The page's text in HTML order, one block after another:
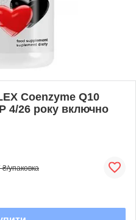
Coenzyme Q10
4/26 року включно
₴/упаковка